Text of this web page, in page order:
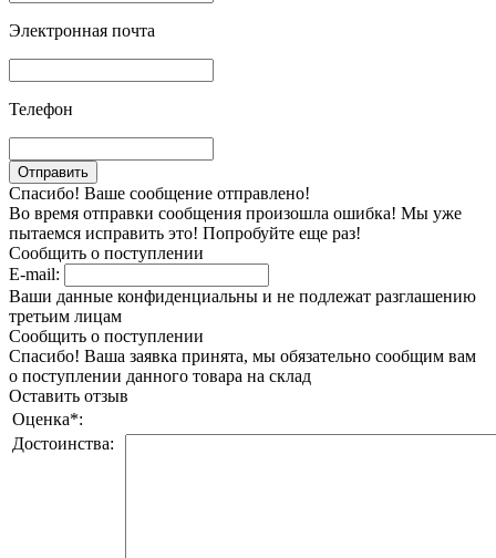
Электронная почта
Телефон
Спасибо! Ваше сообщение отправлено!
Во время отправки сообщения произошла ошибка! Мы уже
пытаемся исправить это! Попробуйте еще раз!
Сообщить о поступлении
E-mail:
Ваши данные конфиденциальны и не подлежат разглашению
третьим лицам
Сообщить о поступлении
Спасибо! Ваша заявка принята, мы обязательно сообщим вам
о поступлении данного товара на склад
Оставить отзыв
Оценка*:
Достоинства: